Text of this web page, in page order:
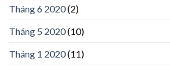
Tháng 6 2020(2)
Tháng 5 2020(10)
Tháng 1 2020(11)